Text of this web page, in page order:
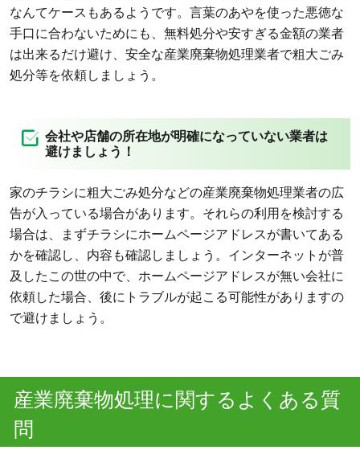
なんてケースもあるようです。言葉のあやを使った悪徳な
手口に合わないためにも、無料処分や安すぎる金額の業者
は出来るだけ避け、安全な産業廃棄物処理業者で粗大ごみ
処分等を依頼しましょう。
会社や店舗の所在地が明確になっていない業者は
避けましょう！
家のチラシに粗大ごみ処分などの産業廃棄物処理業者の広
告が入っている場合があります。それらの利用を検討する
場合は、まずチラシにホームページアドレスが書いてある
かを確認し、内容も確認しましょう。インターネットが普
及したこの世の中で、ホームページアドレスが無い会社に
依頼した場合、後にトラブルが起こる可能性がありますの
で避けましょう。
産業廃棄物処理に関するよくある質
問